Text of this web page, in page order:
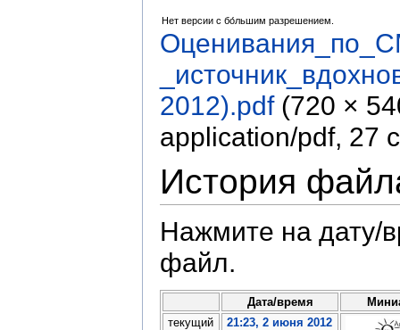
Нет версии с бо́льшим разрешением.
2012).pdf‎ (720 ×
application/pdf, 27
История
Нажмите на дату/
файл.
Дата/время
текущий
21:23, 2 июня 2012